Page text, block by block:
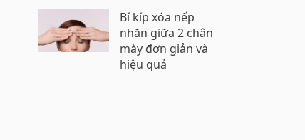
Bí kíp xóa nếp
nhăn giữa 2 chân
mày đơn giản và
hiệu quả